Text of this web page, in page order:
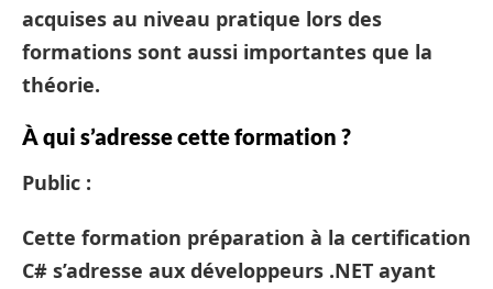
acquises au niveau pratique lors des
formations sont aussi importantes que la
théorie.
À qui s’adresse cette formation ?
Public :
Cette formation préparation à la certification
C# s’adresse aux développeurs .NET ayant